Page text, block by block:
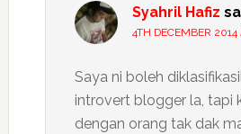
Syahril Hafiz
4TH DECEMBER 2014
Saya ni boleh
introvert blogger la, tapi
dengan orang tak dak